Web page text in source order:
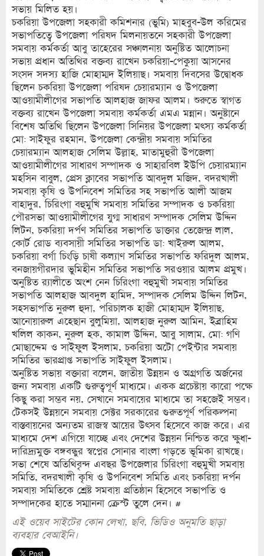
সভায় মিলিত হয়।
চকরিয়া উপজেলা সহকারী কমিশনার (ভুমি) মাহবুব-উল করিমের
সভাপতিত্বে উপজেলা পরিষদ মিলনায়তনে সহকারী উপজেলা
সমবায় কর্মকর্তা আবু তাহেরের সঞ্চালনায় অনুষ্টিত আলোচনা
সভায় প্রধান অতিথির বক্তব্য রাখেন চকরিয়া-পেকুয়া আসনের
সংসদ সদস্য হাজি মোহাম্মদ ইলিয়াছ। সমবায় দিবসের উদ্বোধক
ছিলেন চকরিয়া উপজেলা পরিষদ চেয়ারম্যান ও উপজেলা
আওয়ামীলীগের সভাপতি আলহাজ জাফর আলম। শুরুতে স্বাগত
বক্তব্য রাখেন উপজেলা সমবায় কর্মকর্তা এমএ মন্নান। অনুষ্টানে
বিশেষ অতিথি ছিলেন উপজেলা সিনিয়র উপজেলা মৎস্য কর্মকর্তা
মো: সাইফুর রহমান, উপজেলা কেন্দ্রীয় সমবায় সমিতির
চেয়ারম্যান আলহাজ সেলিম উল্লাহ, মাতামুহুরী উপজেলা
আওয়ামীলীগের সাধারণ সম্পাদক ও সাহারবিল ইউপি চেয়ারম্যান
মহসিন বাবুল, প্রেস ক্লাবের সভাপতি আবদুল মজিদ, বদরখালী
সমবায় কৃষি ও উপনিবেশ সমিতির সহ সভাপতি আলী আজম
বাহাদুর, চিরিংগা বহুমুখি সমবায় সমিতির সম্পাদক ও চকরিয়া
পৌরসভা আওয়ামীলীগের যুগ্ম সাধারণ সম্পাদক সেলিম উদ্দিন
লিটন, চকরিয়া দর্পণ সমিতির সভাপতি ডাক্তার তেজেন্দ্র লাল,
কোর্ট রোড ব্যবসায়ী সমিতির সভাপতি ডা: খাইরুল আলম,
চকরিয়া বর্গা চিংড়ি চাষী কল্যাণ সমিতির সভাপতি ফরিদুল আলম,
বনজায়গীরদার ভুমিহীন সমিতির সভাপতি সরওয়ার আলম প্রমুখ।
অনুষ্টিত র‌্যালীতে অংশ নেন চিরিংগা বহুমুখী সমবায় সমিতির
সভাপতি আলহাজ আবদুল হামিদ, সম্পাদক সেলিম উদ্দিন লিটন,
সহসভাপতি নুরুল হুদা, পরিচালক হাজী মোহাম্মদ ইলিয়াছ,
আনোয়ারুল এহেছান বুলুমিয়া, আলহাজ নুরুল আমিন, ইব্রাহিম
খলিল কাকন, নুরুল হক, কামাল উদ্দিন, আবু সালাম, মো: গণি
মোছাদ্দেম ও সাইফুল ইসলাম, চকরিয়া অটো পেইন্টার সমবায়
সমিতির ভারপ্রাপ্ত সভাপতি সাইফুল ইসলাম।
অনুষ্টিত সভায় বক্তারা বলেন, জাতীয় উন্নয়ন ও অগ্রগতি অর্জনের
জন্য সমবায় একটি গুরুত্বপূর্ণ মাধ্যমে। একক প্রচেষ্টায় কারো পক্ষে
কিছু করা সম্ভব নয়, সেখানে সমবায়ের মাধ্যমে তা সহজেই সম্ভব।
টেকসই উন্নয়নে সমবায় সেক্টর সরকারের গুরুতপূর্ণ পরিকল্পনা
বাস্তবায়নের অন্যতম রাজস্ব আয়ের উৎসব হিসেবে কাজ করে। এর
মাধ্যমে দেশ এগিয়ে যাচ্ছে এবং দেশের উন্নয়ন নিশ্চিত করে ক্ষুধা-
দারিদ্র্যমুক্ত বঙ্গবন্ধুর স্বপ্নের সোনার বাংলা গড়তে ভূমিকা রাখছে।
সভা শেষে অতিথিবৃন্দ এবছর উপজেলার চিরিংগা বহুমুখী সমবায়
সমিতি, বদরখালী কৃষি ও উপনিবেশ সমিতি এবং চকরিয়া দর্পন
সমবায় সমিতিকে শ্রেষ্ট সমবায় প্রতিষ্ঠান হিসেবে সভাপতি ও
সম্পাদকের হাতে সম্মাননা ক্রেস্ট তুলে দেন। #
এই ওয়েব সাইটের কোন লেখা, ছবি, ভিডিও অনুমতি ছাড়া
ব্যবহার বেআইনি।